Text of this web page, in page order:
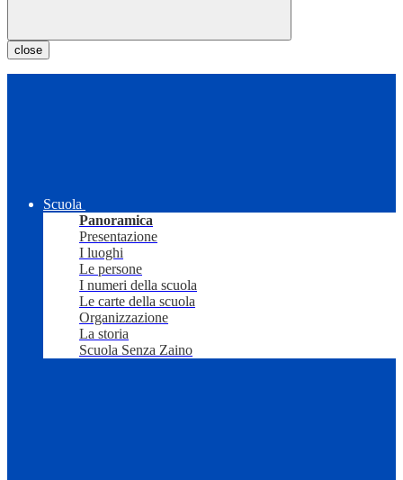
close
Scuola
Panoramica
Presentazione
I luoghi
Le persone
I numeri della scuola
Le carte della scuola
Organizzazione
La storia
Scuola Senza Zaino